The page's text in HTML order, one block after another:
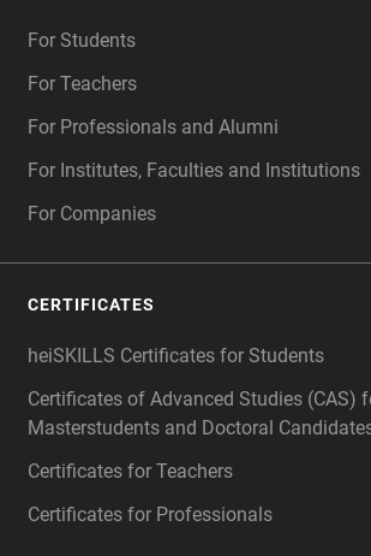
For Students
For Teachers
For Professionals and Alumni
For Institutes, Faculties and Institutions
For Companies
CERTIFICATES
heiSKILLS Certificates for Students
Certificates of Advanced Studies (CAS)
Masterstudents and Doctoral
Certificates for Teachers
Certificates for Professionals